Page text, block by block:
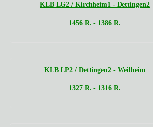
KLB LG2 / Kirchheim1 - Dettingen2
1456 R. - 1386 R.
KLB LP2 / Dettingen2 - Weilheim
1327 R. - 1316 R.